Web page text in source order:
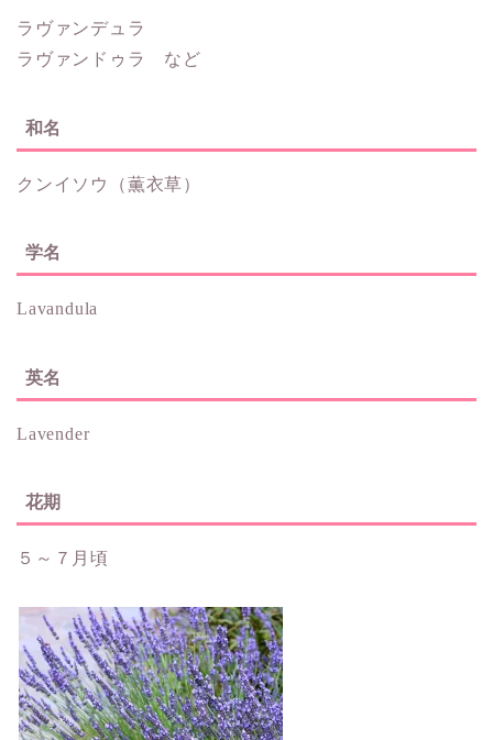
ラヴァンデュラ
ラヴァンドゥラ など
和名
クンイソウ（薫衣草）
学名
Lavandula
英名
Lavender
花期
５～７月頃